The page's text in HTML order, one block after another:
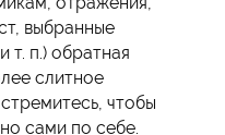
выбранные
т. п.) обратная
слитное
чтобы
сами по себе.